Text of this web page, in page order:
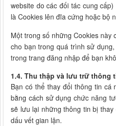
website do các đối tác cung
là Cookies lên đĩa cứng hoặc bộ
Một trong số những Cookies này
cho bạn trong quá trình sử
trong trang đăng nhập để bạn
1.4. Thu thập và lưu trữ thông
Bạn có thể thay đổi thông tin cá
bằng cách sử dụng chức năng
sẽ lưu lại những thông tin bị
dấu vết gian lận.